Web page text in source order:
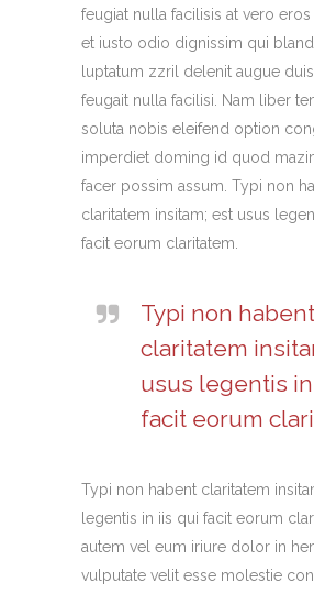
feugiat nulla facilisis at vero
et iusto odio dignissim qui
luptatum zzril delenit augue
feugait nulla facilisi. Nam liber
soluta nobis eleifend option
imperdiet doming id quod
facer possim assum. Typi non
claritatem insitam; est usus
facit eorum claritatem.
Typi non habent
claritatem
usus legentis
facit eorum
Typi non habent claritatem
legentis in iis qui facit eorum
autem vel eum iriure dolor in
vulputate velit esse molestie